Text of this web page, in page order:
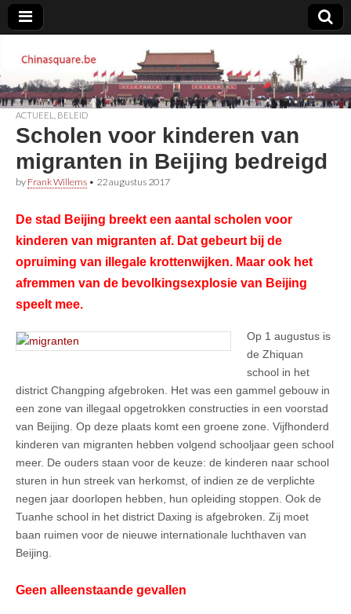
Chinasquare.be
ACTUEEL BELEID
Scholen voor kinderen van
migranten in Beijing bedreigd
by Frank Willems • 22 augustus 2017
De stad Beijing breekt een aantal scholen voor
kinderen van migranten af. Dat gebeurt bij de
opruiming van illegale krottenwijken. Maar ook het
afremmen van de bevolkingsexplosie van Beijing
speelt mee.
Op 1 augustus is
de Zhiquan
school in het
district Changping afgebroken. Het was een gammel gebouw in
een zone van illegaal opgetrokken constructies in een voorstad
van Beijing. Op deze plaats komt een groene zone. Vijfhonderd
kinderen van migranten hebben volgend schooljaar geen school
meer. De ouders staan voor de keuze: de kinderen naar school
sturen in hun streek van herkomst, of indien ze de verplichte
negen jaar doorlopen hebben, hun opleiding stoppen. Ook de
Tuanhe school in het district Daxing is afgebroken. Zij moet
baan ruimen voor de nieuwe internationale luchthaven van
Beijing.
Geen alleenstaande gevallen